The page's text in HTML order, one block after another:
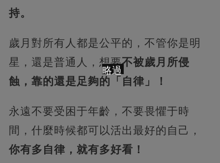
持。
歲月對所有人都是公平的，不管你是明
星，還是普通人，想要不被歲月所侵
蝕，靠的還是足夠的「自律」！
永遠不要受困于年齡，不要畏懼于時
間，什麼時候都可以活出最好的自己，
你有多自律，就有多好看！
略過